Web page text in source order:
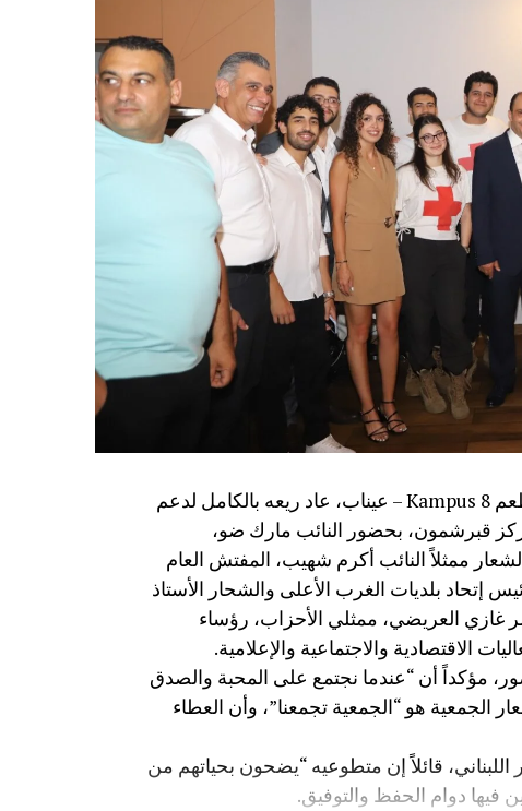
نظّمت جمعية تجار وصناعيي الغرب عشاءً خيرياً في مطعم Kampus 8 – عيناب، عاد ريعه بالكامل لدعم
قبرشمون، بحضور النائب مارك ضو،
ممثلاً النائب أكرم شهيب، المفتش العام
إتحاد بلديات الغرب الأعلى والشحار الأستاذ
غازي العريضي، ممثلي الأحزاب، رؤساء
الاقتصادية والاجتماعية والإعلامية.
مؤكداً أن “عندما نجتمع على المحبة والصدق
الجمعية هو “الجمعية تجمعنا”، وأن العطاء
اللبناني، قائلاً إن متطوعيه “يضحون بحياتهم من
فيها دوام الحفظ والتوفيق.